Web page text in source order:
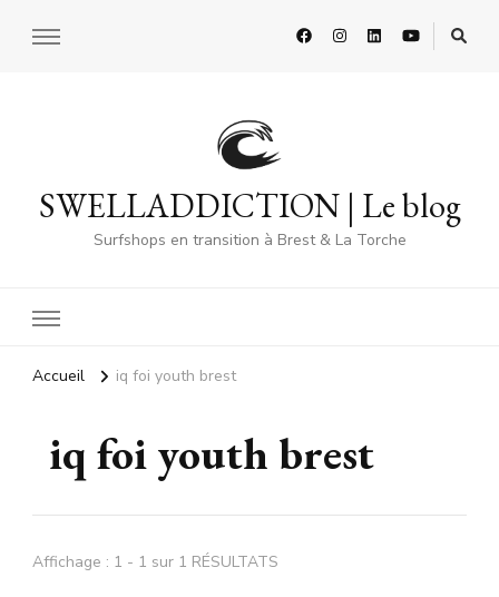
SWELLADDICTION | Le blog
Surfshops en transition à Brest & La Torche
Accueil iq foi youth brest
iq foi youth brest
Affichage : 1 - 1 sur 1 RÉSULTATS